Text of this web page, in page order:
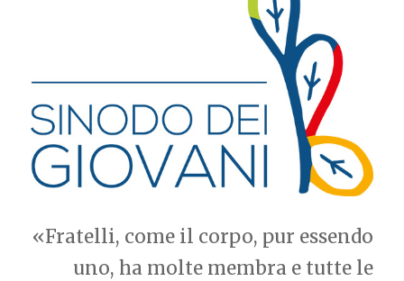
«Fratelli, come il corpo, pur essendo
uno, ha molte membra e tutte le